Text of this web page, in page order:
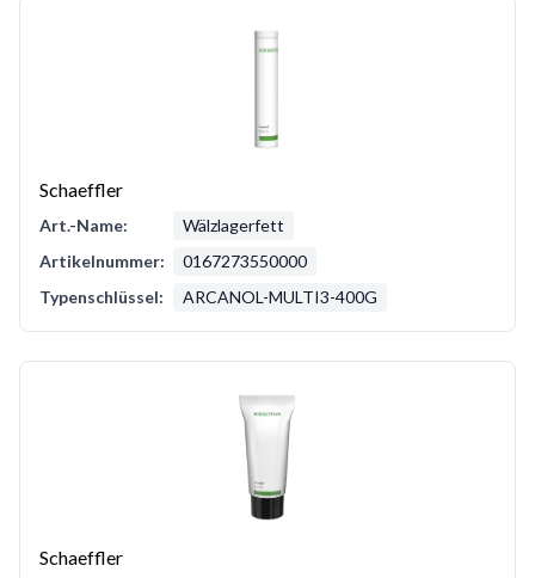
Schaeffler
Art.-Name:
Wälzlagerfett
Artikelnummer:
0167273550000
Typenschlüssel:
ARCANOL-MULTI3-400G
Schaeffler